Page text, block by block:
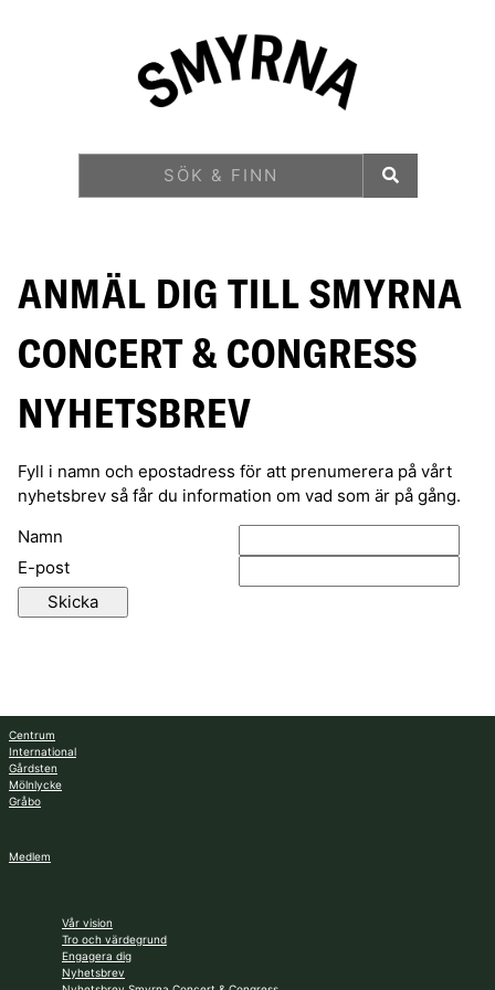
ANMÄL DIG TILL SMYRNA
CONCERT & CONGRESS
NYHETSBREV
Fyll i namn och epostadress för att prenumerera på vårt
nyhetsbrev så får du information om vad som är på gång.
Namn
E-post
Centrum
International
Gårdsten
Mölnlycke
Gråbo
Medlem
Vår vision
Tro och värdegrund
Engagera dig
Nyhetsbrev